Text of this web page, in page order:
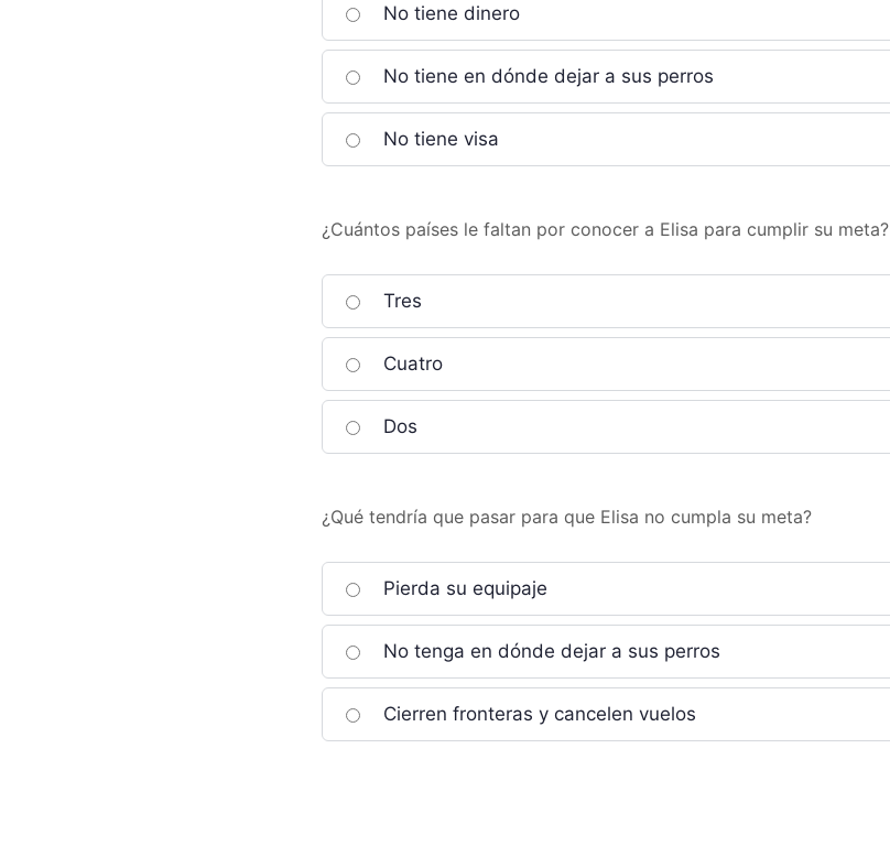
No tiene dinero
No tiene en dónde dejar a sus perros
No tiene visa
¿Cuántos países le faltan por conocer a Elisa para cumplir su meta?
Tres
Cuatro
Dos
¿Qué tendría que pasar para que Elisa no cumpla su meta?
Pierda su equipaje
No tenga en dónde dejar a sus perros
Cierren fronteras y cancelen vuelos